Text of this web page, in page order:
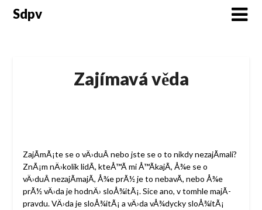
SkipSdpv
Zajímavá věda
ZajÃ­mÃ¡te se o vÄ›duÂ nebo jste se o to nikdy nezajÃ­mali?
ZnÃ¡m nÄ›kolik lidÃ­, kteÅ™Ã­ mi Å™Ã­kajÃ­, Å¾e se o
vÄ›duÂ nezajÃ­majÃ­, Å¾e prÃ½ je to nebavÃ­, nebo Å¾e
prÃ½ vÄ›da je hodnÄ› sloÅ¾itÃ¡. Sice ano, v tomhle majÃ­
pravdu. VÄ›da je sloÅ¾itÃ¡ a vÄ›da vÅ¾dycky sloÅ¾itÃ¡